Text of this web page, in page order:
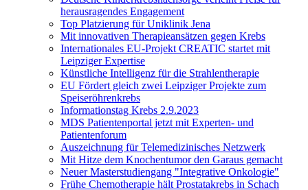
herausragendes Engagement
Top Platzierung für Uniklinik Jena
Mit innovativen Therapieansätzen gegen Krebs
Internationales EU-Projekt CREATIC startet mit
Leipziger Expertise
Künstliche Intelligenz für die Strahlentherapie
EU Fördert gleich zwei Leipziger Projekte zum
Speiseröhrenkrebs
Informationstag Krebs 2.9.2023
MDS Patientenportal jetzt mit Experten- und
Patientenforum
Auszeichnung für Telemedizinisches Netzwerk
Mit Hitze dem Knochentumor den Garaus gemacht
Neuer Masterstudiengang "Integrative Onkologie"
Frühe Chemotherapie hält Prostatakrebs in Schach